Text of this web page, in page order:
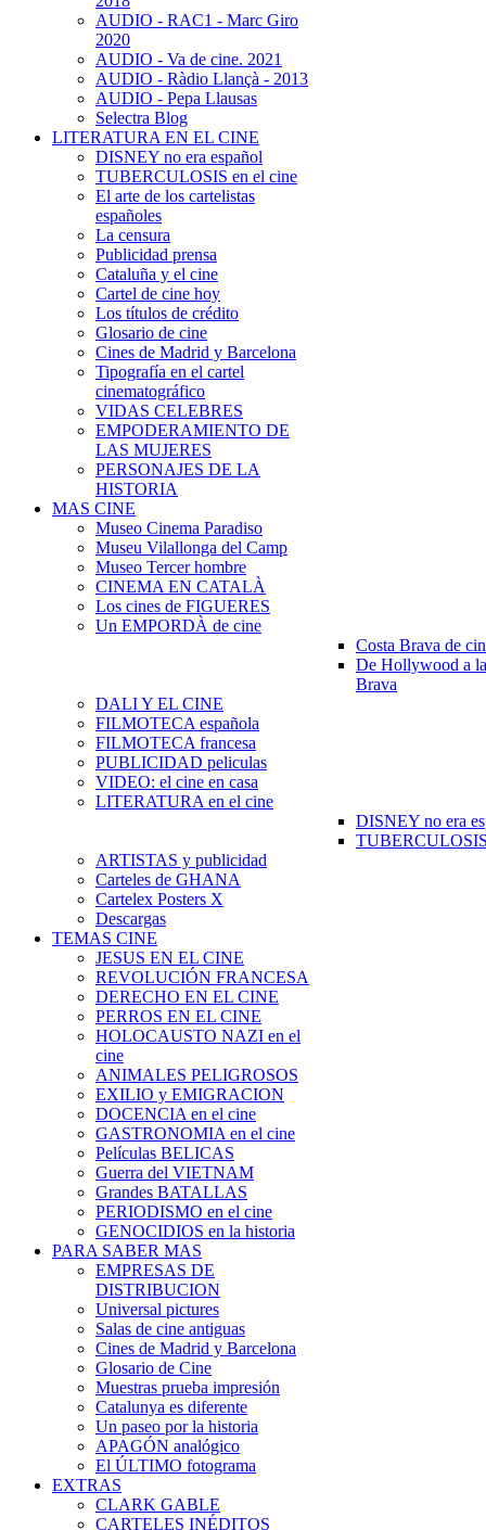
AUDIO - RAC1 - Marc Giro
2020
AUDIO - Va de cine. 2021
AUDIO - Ràdio Llançà - 2013
AUDIO - Pepa Llausas
Selectra Blog
LITERATURA EN EL CINE
DISNEY no era español
TUBERCULOSIS en el cine
El arte de los cartelistas
españoles
La censura
Publicidad prensa
Cataluña y el cine
Cartel de cine hoy
Los títulos de crédito
Glosario de cine
Cines de Madrid y Barcelona
Tipografía en el cartel
cinematográfico
VIDAS CELEBRES
EMPODERAMIENTO DE
LAS MUJERES
PERSONAJES DE LA
HISTORIA
MAS CINE
Museo Cinema Paradiso
Museu Vilallonga del Camp
Museo Tercer hombre
CINEMA EN CATALÀ
Los cines de FIGUERES
Un EMPORDÀ de cine
Costa Brava de
De Hollywood a
Brava
DALI Y EL CINE
FILMOTECA española
FILMOTECA francesa
PUBLICIDAD peliculas
VIDEO: el cine en casa
LITERATURA en el cine
DISNEY no era
ARTISTAS y publicidad
Carteles de GHANA
Cartelex Posters X
Descargas
TEMAS CINE
JESUS EN EL CINE
REVOLUCIÓN FRANCESA
DERECHO EN EL CINE
PERROS EN EL CINE
HOLOCAUSTO NAZI en el
cine
ANIMALES PELIGROSOS
EXILIO y EMIGRACION
DOCENCIA en el cine
GASTRONOMIA en el cine
Películas BELICAS
Guerra del VIETNAM
Grandes BATALLAS
PERIODISMO en el cine
GENOCIDIOS en la historia
PARA SABER MAS
EMPRESAS DE
DISTRIBUCION
Universal pictures
Salas de cine antiguas
Cines de Madrid y Barcelona
Glosario de Cine
Muestras prueba impresión
Catalunya es diferente
Un paseo por la historia
APAGÓN analógico
El ÚLTIMO fotograma
EXTRAS
CLARK GABLE
CARTELES INÉDITOS